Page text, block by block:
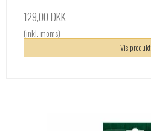
129,00 DKK
(inkl. moms)
Vis produkt